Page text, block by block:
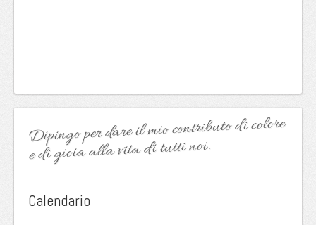
Dipingo per dare il mio contributo di colore
e di gioia alla vita di tutti noi.
Calendario